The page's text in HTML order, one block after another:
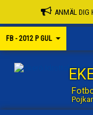
ANMÄL DIG
FB - 2012 P GUL